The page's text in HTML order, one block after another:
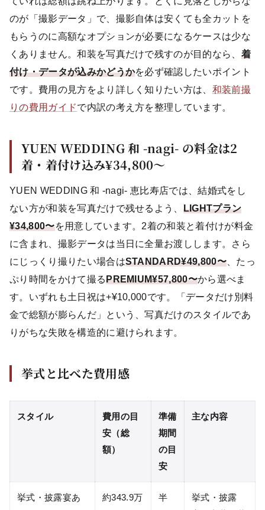
のが「撮影データ」で、撮影自体は安くても全カットを
もらうのに高額なオプションが必要になるケースは少な
くありません。和装を写真だけで残すのが目的なら、 着
付け・データが込みかどうかを必ず確認したいポイント
です。費用の見方をより詳しく知りたい方は、 和装前撮
りの費用ガイドで内訳の考え方を整理しています。
YUEN WEDDING 和 -nagi- の料金は2
着・着付け込み¥34,800〜
YUEN WEDDING 和 -nagi- 恵比寿店では、結婚式をし
ない方が和装を写真だけで残せるよう、 LIGHTプラン
¥34,800〜を用意しています。2着の和装と着付けが料金
に含まれ、撮影データは当日に全量お渡しします。さら
にじっくり撮りたい場合はSTANDARD¥49,800〜、たっ
ぷり時間をかけて撮るPREMIUM¥57,800〜から選べま
す。いずれも土日祝は+¥10,000です。「データだけ別料
金で総額が膨らんだ」という、写真だけのスタイルであ
りがちな失敗を構造的に避けられます。
挙式と比べた費用感
スタイル
費用の目
安（総
額）
準備
期間
の目
安
主な内容
挙式・披露宴あ
約343.9万
半
挙式・披露